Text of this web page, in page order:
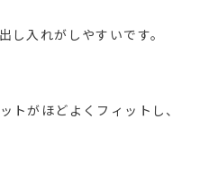
し入れがしやすいです。
トがほどよくフィットし、